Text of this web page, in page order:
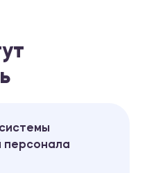
персонала